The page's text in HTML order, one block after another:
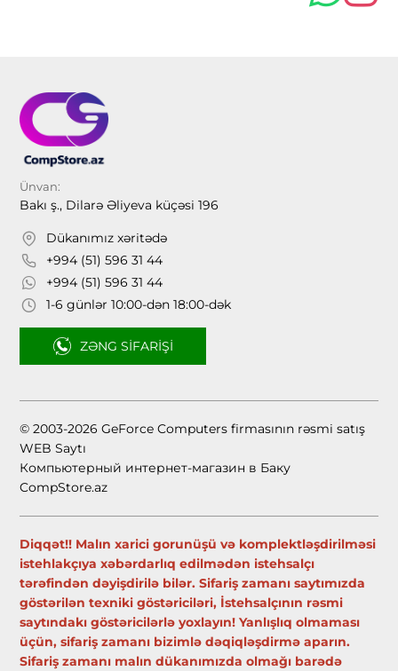
Ünvan:
Bakı ş., Dilarə Əliyeva küçəsi 196
Dükanımız xəritədə
+994 (51) 596 31 44
+994 (51) 596 31 44
1-6 günlər 10:00-dən 18:00-dək
ZƏNG SIFARIŞI
© 2003-2026 GeForce Computers firmasının rəsmi satış
WEB Saytı
Компьютерный интернет-магазин в Баку
CompStore.az
Diqqət!! Malın xarici gorunüşü və komplektləşdirilməsi
istehlakçıya xəbərdarlıq edilmədən istehsalçı
tərəfindən dəyişdirilə bilər. Sifariş zamanı saytımızda
göstərilən texniki göstəriciləri, İstehsalçının rəsmi
saytındakı göstəricilərlə yoxlayın! Yanlışlıq olmaması
üçün, sifariş zamanı bizimlə dəqiqləşdirmə aparın.
Sifariş zamanı malın dükanımızda olmağı barədə